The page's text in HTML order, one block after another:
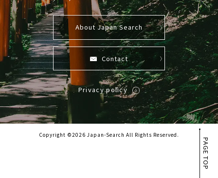
PAGE TOP
About Japan Search
Contact
Privacy policy
Copyright ©2026 Japan-Search All Rights Reserved.